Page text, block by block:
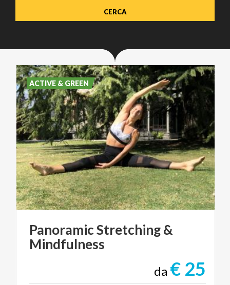
PanoramicStretching&
Mindfulness
da € 25
ACTIVE & GREEN